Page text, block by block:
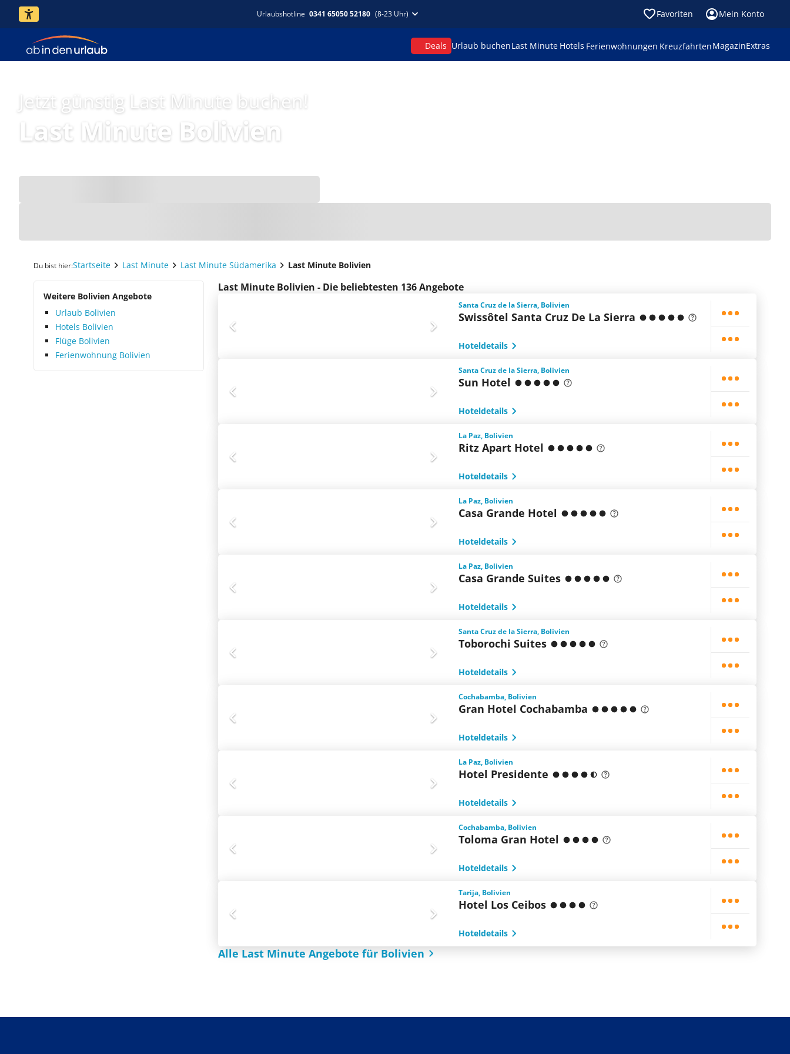
Urlaubshotline 0341 65050 52180 (8-23 Uhr) Favoriten Mein Konto
Deals Urlaub buchenLast Minute Hotels Ferienwohnungen KreuzfahrtenMagazinExtras
Jetzt günstig Last Minute buchen!
Last Minute Bolivien
Du bist hier:Startseite Last Minute Last Minute Südamerika Last Minute Bolivien
Weitere Bolivien Angebote
Urlaub Bolivien
Hotels Bolivien
Flüge Bolivien
Ferienwohnung Bolivien
Last Minute Bolivien - Die beliebtesten 136 Angebote
Santa Cruz de la Sierra, Bolivien
Swissôtel Santa Cruz De La Sierra
Hoteldetails
Santa Cruz de la Sierra, Bolivien
Sun Hotel
Hoteldetails
La Paz, Bolivien
Ritz Apart Hotel
Hoteldetails
La Paz, Bolivien
Casa Grande Hotel
Hoteldetails
La Paz, Bolivien
Casa Grande Suites
Hoteldetails
Santa Cruz de la Sierra, Bolivien
Toborochi Suites
Hoteldetails
Cochabamba, Bolivien
Gran Hotel Cochabamba
Hoteldetails
La Paz, Bolivien
Hotel Presidente
Hoteldetails
Cochabamba, Bolivien
Toloma Gran Hotel
Hoteldetails
Tarija, Bolivien
Hotel Los Ceibos
Hoteldetails
Alle Last Minute Angebote für Bolivien